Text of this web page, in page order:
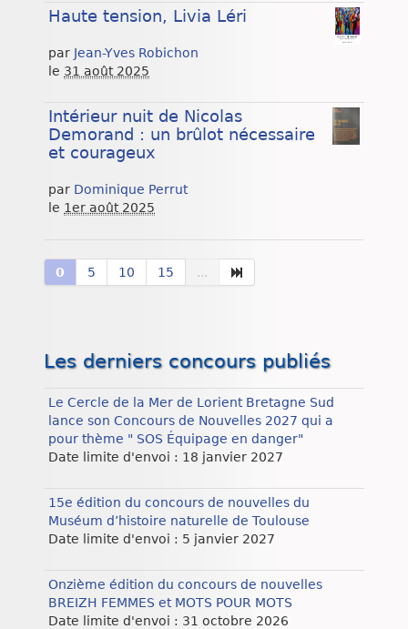
Haute tension, Livia Léri
par Jean-Yves Robichon
le 31 août 2025
Intérieur nuit de Nicolas
Demorand : un brûlot nécessaire
et courageux
par Dominique Perrut
le 1er août 2025
0 5 10 15 ...
Les derniers concours publiés
Le Cercle de la Mer de Lorient Bretagne Sud
lance son Concours de Nouvelles 2027 qui a
pour thème " SOS Équipage en danger"
Date limite d'envoi : 18 janvier 2027
15e édition du concours de nouvelles du
Muséum d’histoire naturelle de Toulouse
Date limite d'envoi : 5 janvier 2027
Onzième édition du concours de nouvelles
BREIZH FEMMES et MOTS POUR MOTS
Date limite d'envoi : 31 octobre 2026